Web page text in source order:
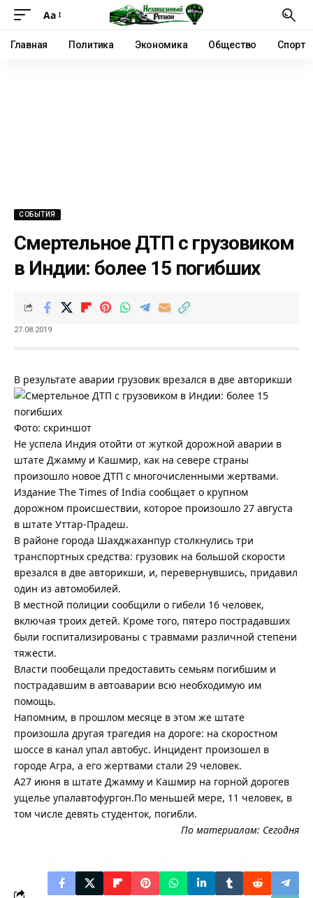
Аа
Главная Политика Экономика Общество Спорт
СОБЫТИЯ
Смертельное ДТП с грузовиком
в Индии: более 15 погибших
27.08.2019
В результате аварии грузовик врезался в две авторикши
Фото: скриншот
Не успела Индия отойти от жуткой дорожной аварии в
штате Джамму и Кашмир, как на севере страны
произошло новое ДТП с многочисленными жертвами.
Издание The Times of India сообщает о крупном
дорожном происшествии, которое произошло 27 августа
в штате Уттар-Прадеш.
В районе города Шахджаханпур столкнулись три
транспортных средства: грузовик на большой скорости
врезался в две авторикши, и, перевернувшись, придавил
один из автомобилей.
В местной полиции сообщили о гибели 16 человек,
включая троих детей. Кроме того, пятеро пострадавших
были госпитализированы с травмами различной степени
тяжести.
Власти пообещали предоставить семьям погибшим и
пострадавшим в автоаварии всю необходимую им
помощь.
Напомним, в прошлом месяце в этом же штате
произошла другая трагедия на дороге: на скоростном
шоссе в канал упал автобус. Инцидент произошел в
городе Агра, а его жертвами стали 29 человек.
А27 июня в штате Джамму и Кашмир на горной дорогев
ущелье упалавтофургон.По меньшей мере, 11 человек, в
том числе девять студенток, погибли.
По материалам: Сегодня